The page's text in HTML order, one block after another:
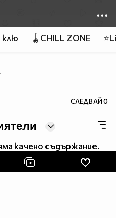
клю 🪀CHILL ZONE
СЛЕДВАЙ0
качено съдържание.